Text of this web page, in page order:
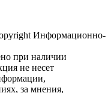
Информационно-
при наличии
не несет
за мнения,